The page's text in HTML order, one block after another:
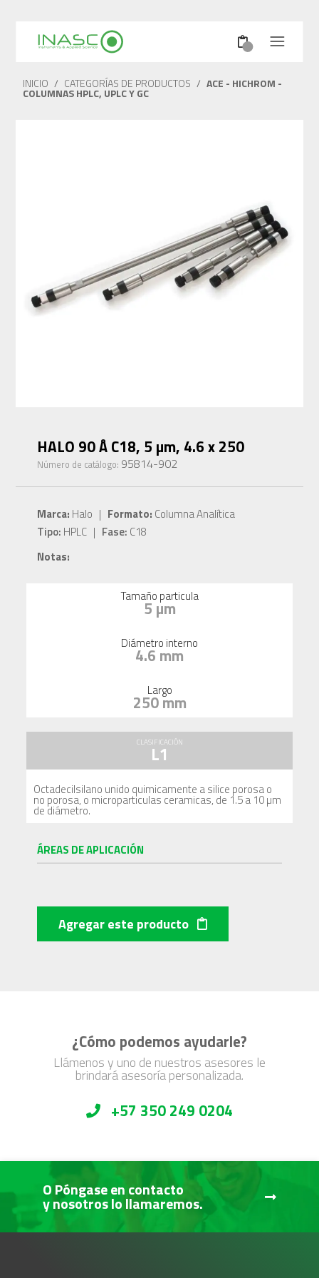
INICIO / CATEGORÍAS DE PRODUCTOS / ACE - HICHROM -
COLUMNAS HPLC, UPLC Y GC
HALO 90 Å C18, 5 µm, 4.6 x 250
Número de catálogo: 95814-902
Marca: Halo | Formato: Columna Analítica
Tipo: HPLC | Fase: C18
Notas:
Tamaño particula
5 µm
Diámetro interno
4.6 mm
Largo
250 mm
CLASIFICACIÓN
L1
Octadecilsilano unido quimicamente a silice porosa o
no porosa, o microparticulas ceramicas, de 1.5 a 10 µm
de diámetro.
ÁREAS DE APLICACIÓN
Agregar este producto
¿Cómo podemos ayudarle?
Llámenos y uno de nuestros asesores le
brindará asesoría personalizada.
+57 350 249 0204
O Póngase en contacto
y nosotros lo llamaremos.